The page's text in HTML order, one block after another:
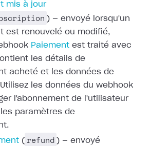
mis à jour
) — envoyé lorsqu'un
est renouvelé ou modifié,
Paiement est traité avec
les détails de
acheté et les données de
les données du webhook
l'abonnement de l'utilisateur
paramètres de
( refund ) — envoyé